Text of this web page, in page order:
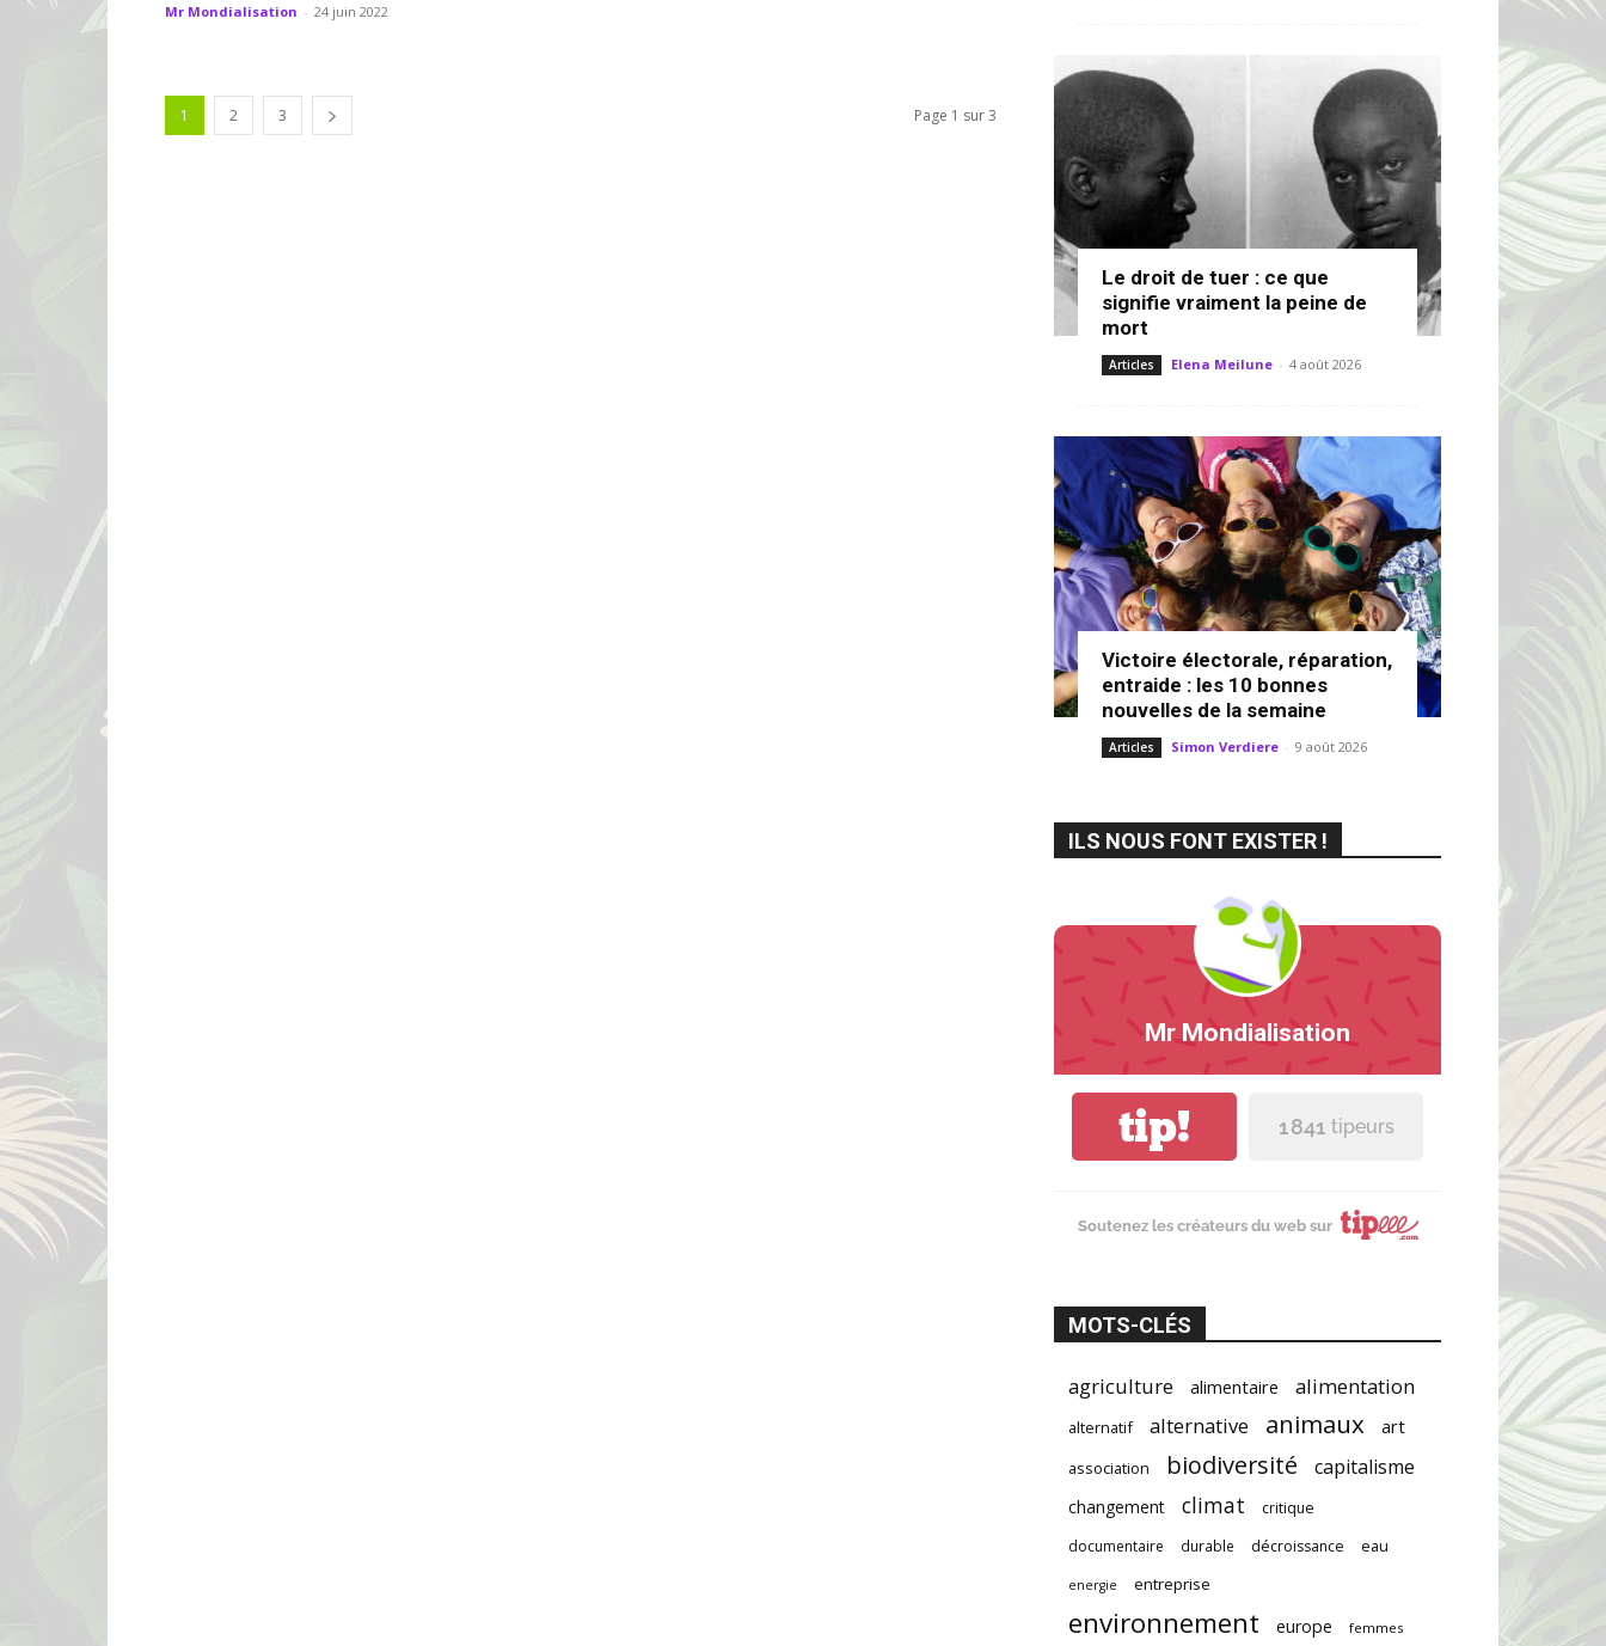
Mr Mondialisation - 24 juin 2022
1 2 3 Page 1 sur 3
Le droit de tuer : ce que
signifie vraiment la peine de
mort
Articles Elena Meilune - 4 août 2026
Victoire électorale, réparation,
entraide : les 10 bonnes
nouvelles de la semaine
Articles Simon Verdiere - 9 août 2026
ILS NOUS FONT EXISTER !
Mr Mondialisation
tip! 1 841 tipeurs
Soutenez les créateurs du web sur
MOTS-CLÉS
agriculture alimentaire alimentation
alternatif alternative animaux art
association biodiversité capitalisme
changement climat
critique
documentaire
durable décroissance eau
energie entreprise
environnement europe femmes